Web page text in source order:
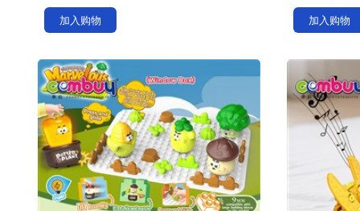
加入购物
加入购物